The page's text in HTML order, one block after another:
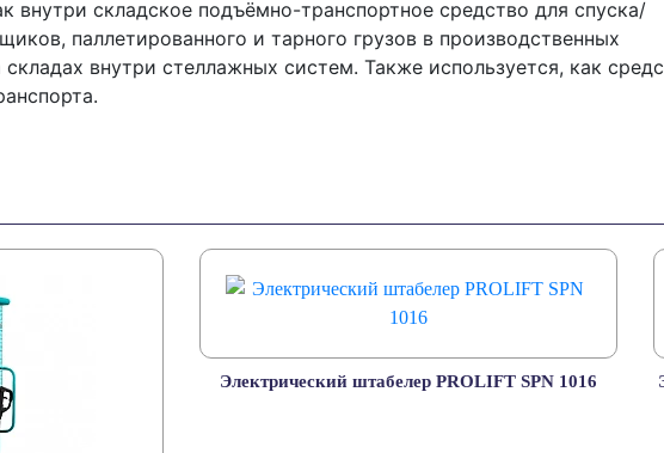
внутри складское подъёмно-транспортное средство для спуска/
паллетированного и тарного грузов в производственных
внутри стеллажных систем. Также используется, как
Электрический штабелер PROLIFT SPN 1016